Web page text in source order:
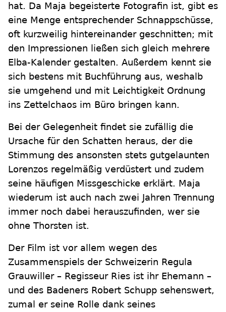
hat. Da Maja begeisterte Fotografin ist, gibt es
eine Menge entsprechender Schnappschüsse,
oft kurzweilig hintereinander geschnitten; mit
den Impressionen ließen sich gleich mehrere
Elba-Kalender gestalten. Außerdem kennt sie
sich bestens mit Buchführung aus, weshalb
sie umgehend und mit Leichtigkeit Ordnung
ins Zettelchaos im Büro bringen kann.
Bei der Gelegenheit findet sie zufällig die
Ursache für den Schatten heraus, der die
Stimmung des ansonsten stets gutgelaunten
Lorenzos regelmäßig verdüstert und zudem
seine häufigen Missgeschicke erklärt. Maja
wiederum ist auch nach zwei Jahren Trennung
immer noch dabei herauszufinden, wer sie
ohne Thorsten ist.
Der Film ist vor allem wegen des
Zusammenspiels der Schweizerin Regula
Grauwiller – Regisseur Ries ist ihr Ehemann –
und des Badeners Robert Schupp sehenswert,
zumal er seine Rolle dank seines